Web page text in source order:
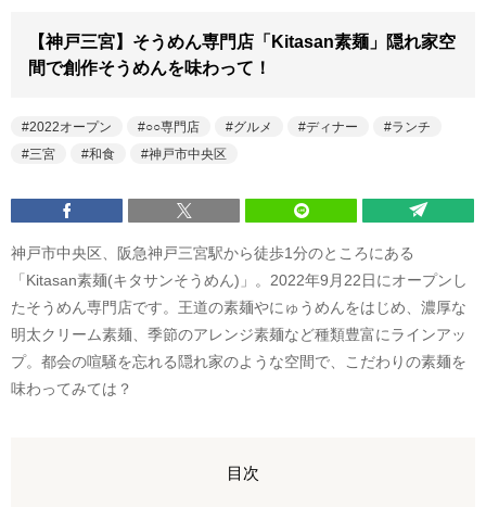
【神戸三宮】そうめん専門店「Kitasan素麺」隠れ家空
間で創作そうめんを味わって！
2022オープン ○○専門店 グルメ ディナー
ランチ
三宮
和食 神戸市中央区
神戸市中央区、阪急神戸三宮駅から徒歩1分のところにある
「Kitasan素麺(キタサンそうめん)」。2022年9月22日にオープンし
たそうめん専門店です。王道の素麺やにゅうめんをはじめ、濃厚な
明太クリーム素麺、季節のアレンジ素麺など種類豊富にラインアッ
プ。都会の喧騒を忘れる隠れ家のような空間で、こだわりの素麺を
味わってみては？
目次